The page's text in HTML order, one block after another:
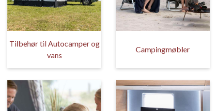
Tilbehør til Autocamper og
vans
Campingmøbler